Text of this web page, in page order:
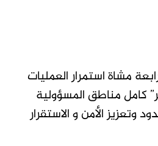
مشاة استمرار العمليات
كامل مناطق المسؤولية
وتعزيز الأمن و الاستقرار